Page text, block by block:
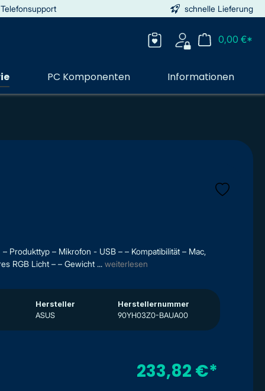
schnelle Lieferung
0,00 €*
PC Komponenten Informationen
Produkttyp – Mikrofon - USB – – Kompatibilität – Mac,
RGB Licht – – Gewicht ... weiterlesen
Hersteller
ASUS
Herstellernummer
90YH03Z0-BAUA00
233,82 €*